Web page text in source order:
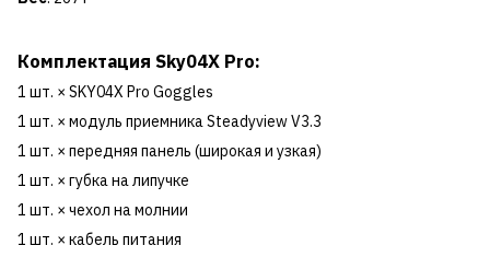
Комплектация Sky04X Pro:
1 шт. × SKY04X Pro Goggles
1 шт. × модуль приемника Steadyview V3.3
1 шт. × передняя панель (широкая и узкая)
1 шт. × губка на липучке
1 шт. × чехол на молнии
1 шт. × кабель питания